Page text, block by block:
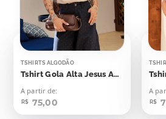
TSHIRTS ALGODÃO
Tshirt Gola Alta Jesus Aplicação
A partir de:
R$ 75,00
A
R$